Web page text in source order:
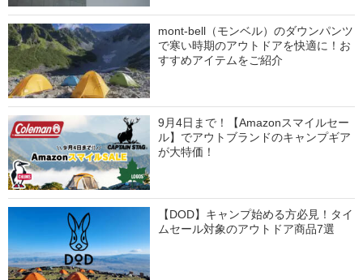
mont-bell（モンベル）のダウンパンツ
で寒い時期のアウトドアを快適に！お
すすめアイテムをご紹介
9月4日まで！【Amazonスマイルセー
ル】でアウトブランドのキャンプギア
が大特価！
【DOD】キャンプ始める方必見！タイ
ムセール対象のアウトドア商品7選